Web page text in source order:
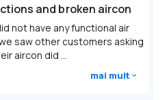
and broken aircon
not have any functional air
saw other customers asking
aircon did ...
mai mult